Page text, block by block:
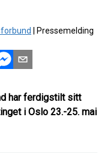
Pressemelding
har ferdigstilt sitt
i Oslo 23.-25. mai